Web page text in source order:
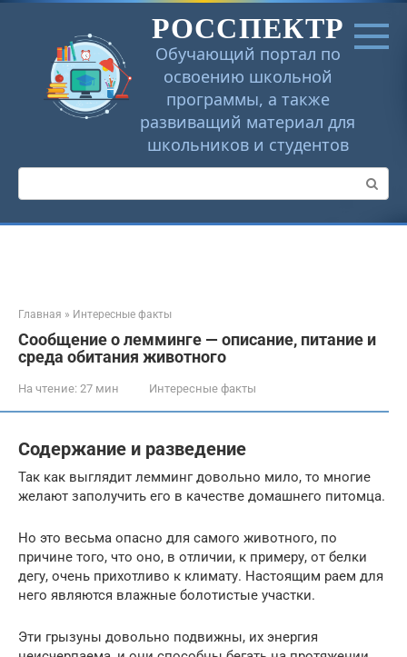
Перейти
РОССПЕКТР
Обучающий портал по
освоению школьной
программы, а также
развиващий материал для
школьников и студентов
Поиск:
Главная » Интересные факты
Сообщение о лемминге — описание, питание и
среда обитания животного
На чтение: 27 мин Интересные факты
Содержание и разведение
Так как выглядит лемминг довольно мило, то многие
желают заполучить его в качестве домашнего питомца.
Но это весьма опасно для самого животного, по
причине того, что оно, в отличии, к примеру, от белки
дегу, очень прихотливо к климату. Настоящим раем для
него являются влажные болотистые участки.
Эти грызуны довольно подвижны, их энергия